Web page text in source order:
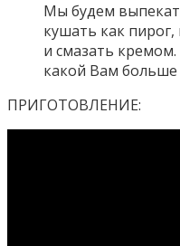
Мы будем
кушать как
и смазать
какой Вам больше
ПРИГОТОВЛЕНИЕ: